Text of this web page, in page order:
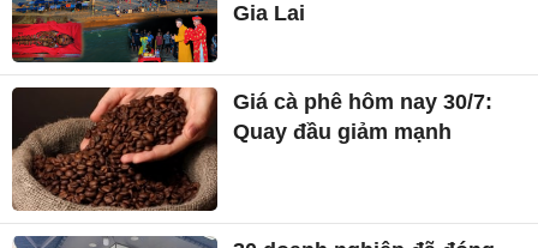
Gia Lai
Giá cà phê hôm nay 30/7:
Quay đầu giảm mạnh